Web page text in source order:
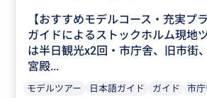
【おすすめモデルコース・充実プ
ガイドによるストックホルム現地
は半日観光x2回・市庁舎、旧市街
宮殿...
モデルツアー 日本語ガイド ガイド 市